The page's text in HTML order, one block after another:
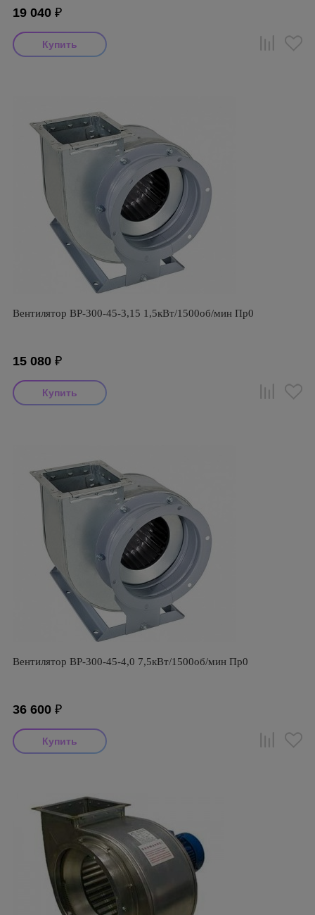
19 040 ₽
Вентилятор ВР-300-45-3,15 1,5кВт/1500об/мин Пр0
15 080 ₽
Вентилятор ВР-300-45-4,0 7,5кВт/1500об/мин Пр0
36 600 ₽